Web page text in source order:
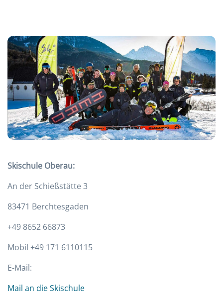
Skischule Oberau:
An der Schießstätte 3
83471 Berchtesgaden
+49 8652 66873
Mobil +49 171 6110115
E-Mail:
Mail an die Skischule